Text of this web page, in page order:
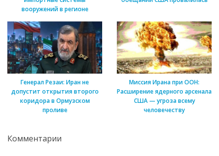
вооружений в регионе
Генерал Резаи: Иран не
допустит открытия второго
коридора в Ормузском
проливе
Миссия Ирана при ООН:
Расширение ядерного арсенала
США — угроза всему
человечеству
Комментарии